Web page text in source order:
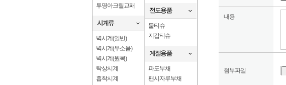
투명아크릴교패
벽시계(일반)
벽시계(무소음)
벽시계(원목)
탁상시계
흡착시계
물티슈
지갑티슈
파도부채
팬시자루부채
내용
첨부파일